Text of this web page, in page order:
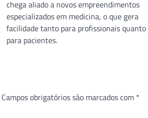
chega aliado a novos empreendimentos
especializados em medicina, o que gera
facilidade tanto para profissionais quanto
para pacientes.
Campos obrigatórios são marcados com *